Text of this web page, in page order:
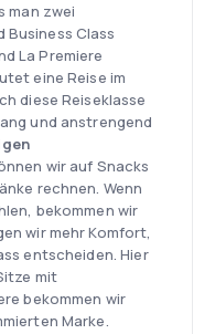
man zwei
Business Class
La Premiere
eine Reise im
diese Reiseklasse
und anstrengend
wir auf Snacks
rechnen. Wenn
bekommen wir
wir mehr Komfort,
entscheiden. Hier
mit
bekommen wir
Marke.